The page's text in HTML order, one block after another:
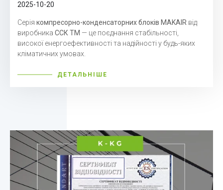
2025-10-20
Серія компресорно-конденсаторних блоків MAKAIR від
виробника ССК ТМ — це поєднання стабільності,
високої енергоефективності та надійності у будь-яких
кліматичних умовах.
ДЕТАЛЬНІШЕ